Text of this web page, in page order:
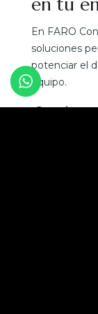
En FARO
soluciones
potenciar el
equipo.